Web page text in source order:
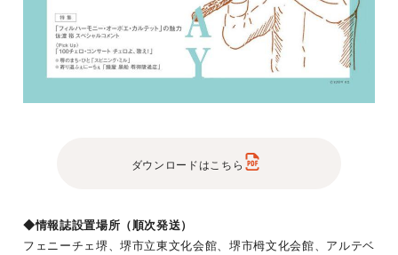
ダウンロードはこちら
◆情報誌設置場所（順次発送）
フェニーチェ堺、堺市立東文化会館、堺市栂文化会館、アルテベ